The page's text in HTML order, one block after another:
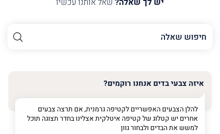
השם
שלך
טלפון (חובה)
איזה צבעי בדים אנחנו רוקמים?
להלן הצבעים האפשריים לקטיפה גרמנית, אם תרצה צבעים
אחרים יש קטלוג של קטיפה איטלקית אצלינו בחדר תצוגה תוכל
למשש את הבדים ולבחור גוון